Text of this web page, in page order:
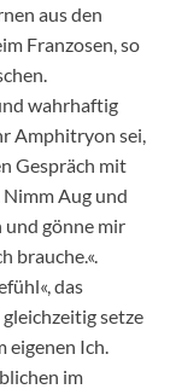
aus den
Franzosen, so
wahrhaftig
Amphitryon sei,
Gespräch mit
Aug und
und gönne mir
brauche.«.
das
setze
eigenen Ich.
im